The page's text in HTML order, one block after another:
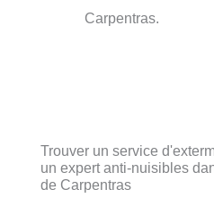
Carpentras.
Trouver un service
un expert anti-nuisibles
de Carpentras